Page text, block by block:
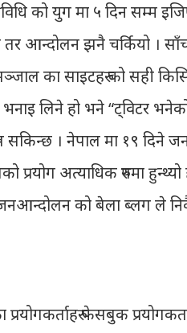
को युग मा ५ दिन सम्म
आन्दोलन झनै चर्कियो ।
का साइटहरु को सही
लिने हो भने “ट्विटर
सकिन्छ । नेपाल मा १९ दिने
प्रयोग अत्याधिक रुपमा
को बेला ब्लग ले
प्रयोगकर्ताहरु फेसबुक